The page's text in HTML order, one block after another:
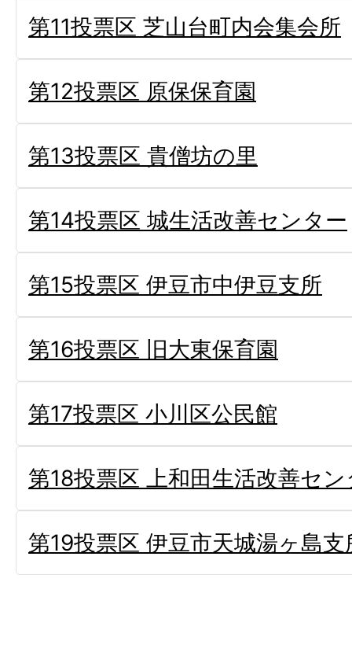
第11投票区 芝山台町内会集会所
第12投票区 原保保育園
第13投票区 貴僧坊の里
第14投票区 城生活改善センター
第15投票区 伊豆市中伊豆支所
第16投票区 旧大東保育園
第17投票区 小川区公民館
第18投票区 上和田生活改善セ
第19投票区 伊豆市天城湯ヶ島支